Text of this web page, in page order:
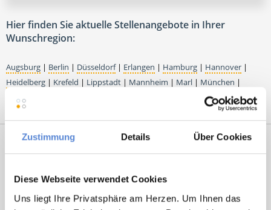
Zustimmung Details Über Cookies
Diese Webseite verwendet Cookies
Uns liegt Ihre Privatsphäre am Herzen. Um Ihnen das
Hier finden Sie aktuelle Stellenangebote in Ihrer
Wunschregion:
Augsburg | Berlin | Düsseldorf| Erlangen | Hamburg | Hannover |
Heidelberg | Krefeld | Lippstadt | Mannheim | Marl | München |
Nürnberg
Premium-Stellenangebote in der